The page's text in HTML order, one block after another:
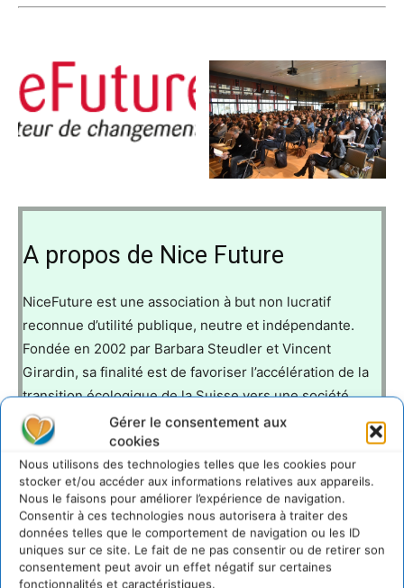
Gérer le consentement aux
cookies
Nous utilisons des technologies telles que les cookies pour
stocker et/ou accéder aux informations relatives aux appareils.
Nous le faisons pour améliorer l’expérience de navigation.
Consentir à ces technologies nous autorisera à traiter des
données telles que le comportement de navigation ou les ID
uniques sur ce site. Le fait de ne pas consentir ou de retirer son
consentement peut avoir un effet négatif sur certaines
fonctionnalités et caractéristiques.
A propos de Nice Future
NiceFuture est une association à but non lucratif
reconnue d’utilité publique, neutre et indépendante.
Fondée en 2002 par Barbara Steudler et Vincent
Girardin, sa finalité est de favoriser l’accélération de la
transition écologique de la Suisse vers une société
durable. Nous œuvrons ainsi dans le but d’initier des
changements profonds vers une meilleure durabilité, à
travers l’information au grand public, la mise en réseau
d’acteurs économiques, académiques, politiques et
associatifs afin de co-créer des solutions innovantes, et
la réalisation de projets concrets. Avec un esprit décalé,
trendy et désirable, NiceFuture s’est donnée comme
objectif de construire des liens, de favoriser